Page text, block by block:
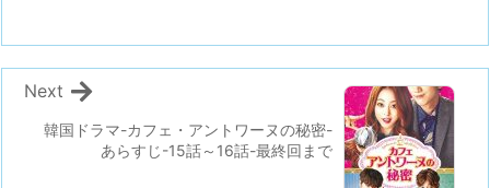
韓国ドラマ-カフェ・アントワーヌの秘密-
あらすじ-15話～16話-最終回まで
Next